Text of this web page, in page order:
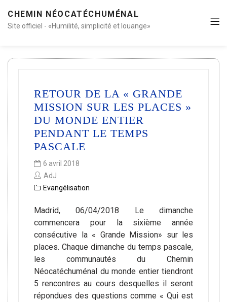
CHEMIN NÉOCATÉCHUMÉNAL
Site officiel - «Humilité, simplicité et louange»
RETOUR DE LA « GRANDE
MISSION SUR LES PLACES »
DU MONDE ENTIER
PENDANT LE TEMPS
PASCALE
6 avril 2018
AdJ
Evangélisation
Madrid, 06/04/2018 Le dimanche
commencera pour la sixième année
consécutive la « Grande Mission» sur les
places. Chaque dimanche du temps pascale,
les communautés du Chemin
Néocatéchuménal du monde entier tiendront
5 rencontres au cours desquelles il seront
répondues des questions comme « Qui est